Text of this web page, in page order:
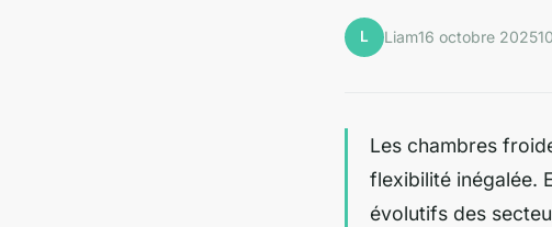
L Liam16 octobre 2025
Les chambres
flexibilité inégalée.
évolutifs des